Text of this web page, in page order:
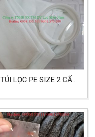
TÚI LỌC PE SIZE 2 CẤP
CHO LỌC THÔ